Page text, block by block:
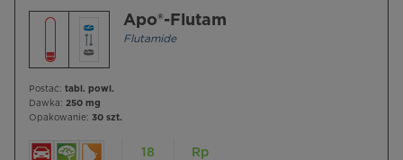
Apo®-Flutam
Flutamide
Postać: tabl. powl.
Dawka: 250 mg
Opakowanie: 30 szt.
18
Rp